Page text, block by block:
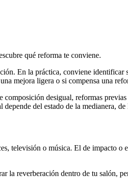
qué reforma te conviene.
En la práctica, conviene
mejora ligera o si compensa una
desigual, reformas
del estado de la medianera,
televisión o música. El de impacto o
la reverberación dentro de tu salón,